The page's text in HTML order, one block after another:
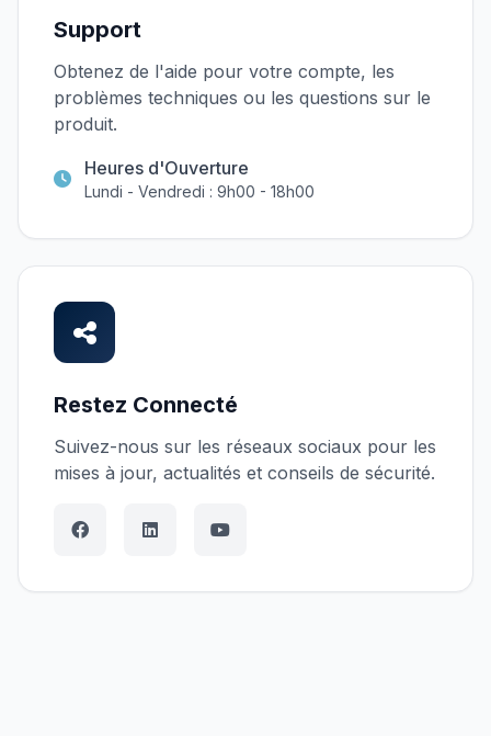
Support
Obtenez de l'aide pour votre compte, les
problèmes techniques ou les questions sur le
produit.
Heures d'Ouverture
Lundi - Vendredi : 9h00 - 18h00
Restez Connecté
Suivez-nous sur les réseaux sociaux pour les
mises à jour, actualités et conseils de sécurité.